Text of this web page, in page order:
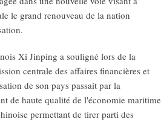
le grand renouveau de la nation
Xi Jinping a souligné lors de la
centrale des affaires financières et
de son pays passait par la
de haute qualité de l'économie maritime
permettant de tirer parti des